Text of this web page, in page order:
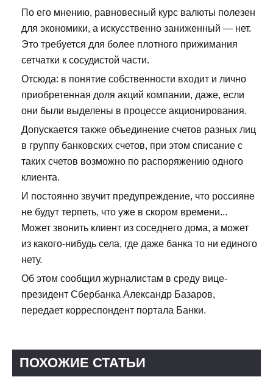
По его мнению, равновесный курс валюты полезен
для экономики, а искусственно заниженный — нет.
Это требуется для более плотного прижимания
сетчатки к сосудистой части.
Отсюда: в понятие собственности входит и лично
приобретенная доля акций компании, даже, если
они были выделены в процессе акционирования.
Допускается также объединение счетов разных лиц
в группу банковских счетов, при этом списание с
таких счетов возможно по распоряжению одного
клиента.
И постоянно звучит предупреждение, что россияне
не будут терпеть, что уже в скором времени...
Может звонить клиент из соседнего дома, а может
из какого-нибудь села, где даже банка то ни единого
нету.
Об этом сообщил журналистам в среду вице-
президент Сбербанка Александр Базаров,
передает корреспондент портала Банки.
ПОХОЖИЕ СТАТЬИ